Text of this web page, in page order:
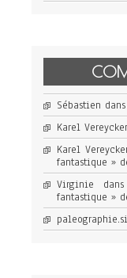
Sébastien dans
Karel
Karel
fantastique »
Virginie dans
fantastique »